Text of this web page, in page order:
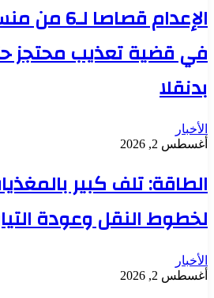
الإعدام
في قضية تعذيب محتجز
بدنقلا
الأخبار
أغسطس 2, 2026
الطاقة: تلف كبير
لخطوط النقل وعودة
الأخبار
أغسطس 2, 2026